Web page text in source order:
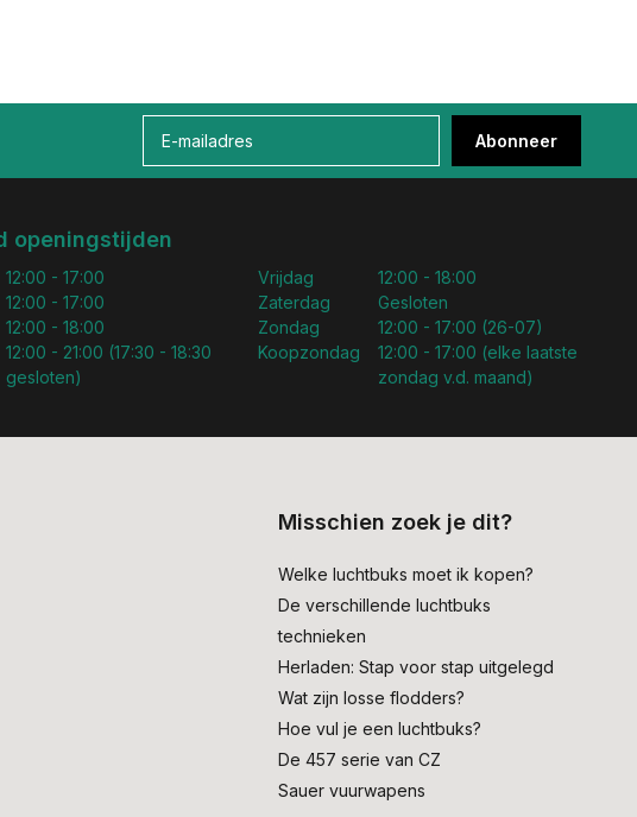
Abonneer
openingstijden
12:00 - 17:00
12:00 - 17:00
12:00 - 18:00
12:00 - 21:00 (17:30 - 18:30
gesloten)
Vrijdag
Zaterdag
Zondag
Koopzondag
12:00 - 18:00
Gesloten
12:00 - 17:00 (26-07)
12:00 - 17:00 (elke laatste
zondag v.d. maand)
Misschien zoek je dit?
Welke luchtbuks moet ik kopen?
De verschillende luchtbuks
technieken
Herladen: Stap voor stap uitgelegd
Wat zijn losse flodders?
Hoe vul je een luchtbuks?
De 457 serie van CZ
Sauer vuurwapens